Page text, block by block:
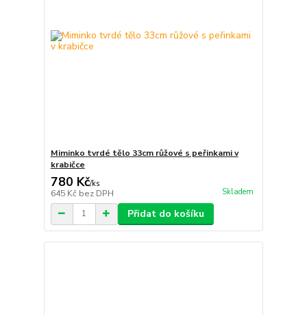
Miminko tvrdé tělo 33cm růžové s peřinkami v
krabičce
780 Kč/ks
645 Kč bez DPH Skladem
Přidat do košíku